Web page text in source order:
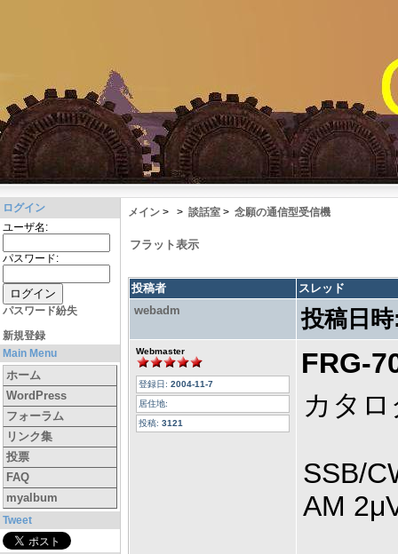
ログイン
ユーザ名:
パスワード:
パスワード紛失
新規登録
Main Menu
ホーム
WordPress
フォーラム
リンク集
投票
FAQ
myalbum
Tweet
メイン > > 談話室 > 念願の通信型受信機
フラット表示
投稿者
スレッド
webadm
投稿日
Webmaster
登録日: 2004-11-7
居住地:
投稿: 3121
FRG-
カタ
SSB/
AM